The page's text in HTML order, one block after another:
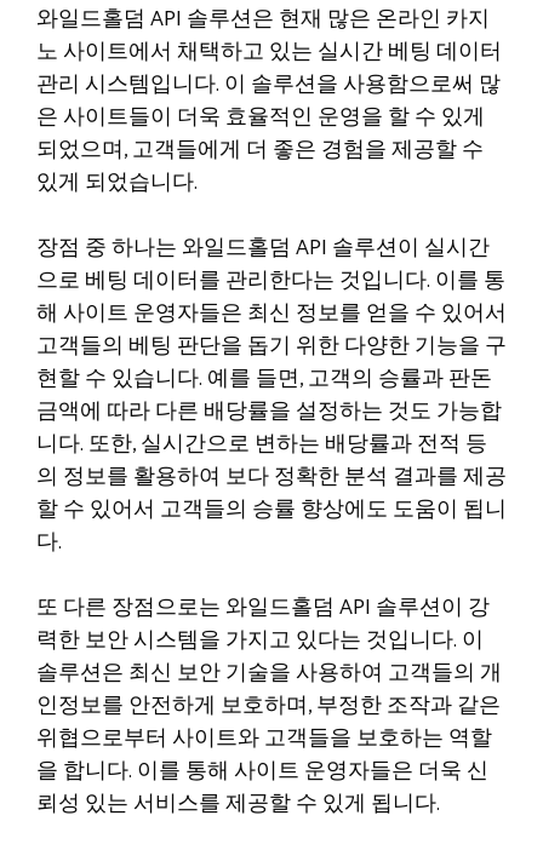
와일드홀덤 API 솔루션은 현재 많은 온라인 카지
노 사이트에서 채택하고 있는 실시간 베팅 데이터
관리 시스템입니다. 이 솔루션을 사용함으로써 많
은 사이트들이 더욱 효율적인 운영을 할 수 있게
되었으며, 고객들에게 더 좋은 경험을 제공할 수
있게 되었습니다.
장점 중 하나는 와일드홀덤 API 솔루션이 실시간
으로 베팅 데이터를 관리한다는 것입니다. 이를 통
해 사이트 운영자들은 최신 정보를 얻을 수 있어서
고객들의 베팅 판단을 돕기 위한 다양한 기능을 구
현할 수 있습니다. 예를 들면, 고객의 승률과 판돈
금액에 따라 다른 배당률을 설정하는 것도 가능합
니다. 또한, 실시간으로 변하는 배당률과 전적 등
의 정보를 활용하여 보다 정확한 분석 결과를 제공
할 수 있어서 고객들의 승률 향상에도 도움이 됩니
다.
또 다른 장점으로는 와일드홀덤 API 솔루션이 강
력한 보안 시스템을 가지고 있다는 것입니다. 이
솔루션은 최신 보안 기술을 사용하여 고객들의 개
인정보를 안전하게 보호하며, 부정한 조작과 같은
위협으로부터 사이트와 고객들을 보호하는 역할
을 합니다. 이를 통해 사이트 운영자들은 더욱 신
뢰성 있는 서비스를 제공할 수 있게 됩니다.